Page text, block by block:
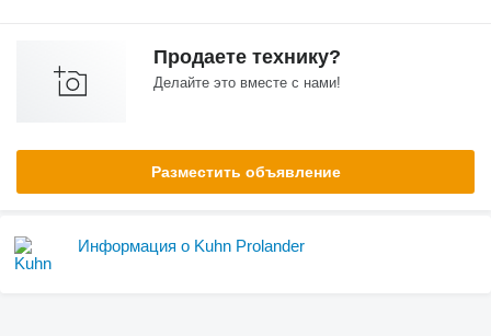
Продаете технику?
Делайте это вместе с нами!
Разместить объявление
Информация о Kuhn Prolander